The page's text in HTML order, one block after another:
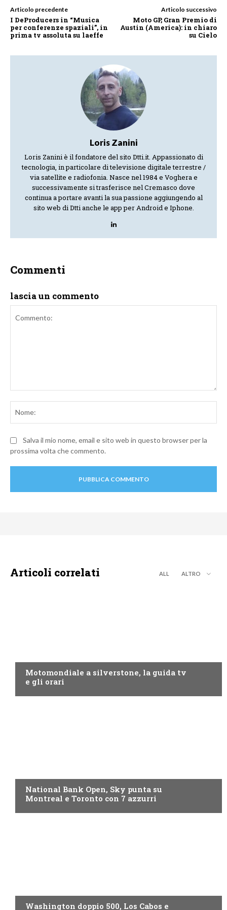
Articolo precedente
I DeProducers in “Musica
per conferenze spaziali”, in
prima tv assoluta su laeffe
Articolo successivo
Moto GP, Gran Premio di
Austin (America): in chiaro
su Cielo
Loris Zanini
Loris Zanini è il fondatore del sito Dtti.it. Appassionato di
tecnologia, in particolare di televisione digitale terrestre /
via satellite e radiofonia. Nasce nel 1984 e Voghera e
successivamente si trasferisce nel Cremasco dove
continua a portare avanti la sua passione aggiungendo al
sito web di Dtti anche le app per Android e Iphone.
Commenti
lascia un commento
Salva il mio nome, email e sito web in questo browser per la
prossima volta che commento.
Articoli correlati ALL ALTRO
Motomondiale a silverstone, la guida tv
e gli orari
National Bank Open, Sky punta su
Montreal e Toronto con 7 azzurri
Washington doppio 500, Los Cabos e